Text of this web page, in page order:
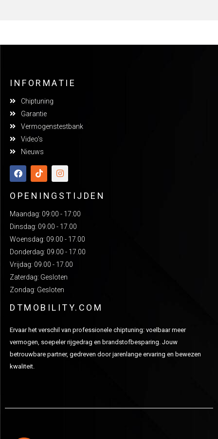
INFORMATIE
Chiptuning
Garantie
Vermogenstestbank
Video's
Nieuws
OPENINGSTIJDEN
Maandag: 09:00 - 17:00
Dinsdag: 09.00 - 17.00
Woensdag: 09.00 - 17.00
Donderdag: 09.00 - 17.00
Vrijdag: 09.00 - 17.00
Zaterdag: Gesloten
Zondag: Gesloten
DTMOBILITY.COM
Ervaar het verschil van professionele chiptuning: voelbaar meer
vermogen, soepeler rijgedrag en brandstofbesparing. Jouw
betrouwbare partner, gedreven door jarenlange ervaring en bewezen
kwaliteit.